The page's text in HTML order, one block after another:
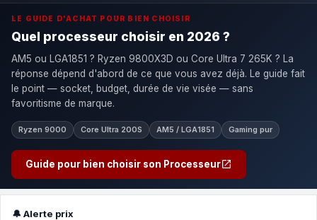
LE GUIDE D'ACHAT POUR BIEN CHOISIR
Quel processeur choisir en 2026 ?
AM5 ou LGA1851 ? Ryzen 9800X3D ou Core Ultra 7 265K ? La
réponse dépend d'abord de ce que vous avez déjà. Le guide fait
le point — socket, budget, durée de vie visée — sans
favoritisme de marque.
Ryzen 9000 Core Ultra 200S AM5 / LGA1851 Gaming pur
Guide pour bien choisir son Processeur
🔔 Alerte prix